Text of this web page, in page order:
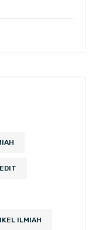
ILMIAH